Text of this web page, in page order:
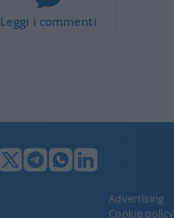
Leggi i commenti
Advertising
Cookie policy